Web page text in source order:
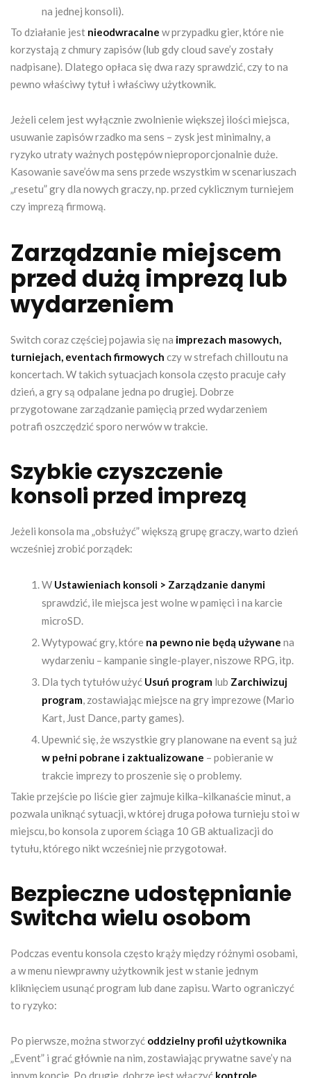
na jednej konsoli).
To działanie jest nieodwracalne w przypadku gier, które nie
korzystają z chmury zapisów (lub gdy cloud save’y zostały
nadpisane). Dlatego opłaca się dwa razy sprawdzić, czy to na
pewno właściwy tytuł i właściwy użytkownik.
Jeżeli celem jest wyłącznie zwolnienie większej ilości miejsca,
usuwanie zapisów rzadko ma sens – zysk jest minimalny, a
ryzyko utraty ważnych postępów nieproporcjonalnie duże.
Kasowanie save’ów ma sens przede wszystkim w scenariuszach
„resetu” gry dla nowych graczy, np. przed cyklicznym turniejem
czy imprezą firmową.
Zarządzanie miejscem
przed dużą imprezą lub
wydarzeniem
Switch coraz częściej pojawia się na imprezach masowych,
turniejach, eventach firmowych czy w strefach chilloutu na
koncertach. W takich sytuacjach konsola często pracuje cały
dzień, a gry są odpalane jedna po drugiej. Dobrze
przygotowane zarządzanie pamięcią przed wydarzeniem
potrafi oszczędzić sporo nerwów w trakcie.
Szybkie czyszczenie
konsoli przed imprezą
Jeżeli konsola ma „obsłużyć” większą grupę graczy, warto dzień
wcześniej zrobić porządek:
W Ustawieniach konsoli > Zarządzanie danymi
sprawdzić, ile miejsca jest wolne w pamięci i na karcie
microSD.
Wytypować gry, które na pewno nie będą używane na
wydarzeniu – kampanie single-player, niszowe RPG, itp.
Dla tych tytułów użyć Usuń program lub Zarchiwizuj
program , zostawiając miejsce na gry imprezowe (Mario
Kart, Just Dance, party games).
Upewnić się, że wszystkie gry planowane na event są już
w pełni pobrane i zaktualizowane – pobieranie w
trakcie imprezy to proszenie się o problemy.
Takie przejście po liście gier zajmuje kilka–kilkanaście minut, a
pozwala uniknąć sytuacji, w której druga połowa turnieju stoi w
miejscu, bo konsola z uporem ściąga 10 GB aktualizacji do
tytułu, którego nikt wcześniej nie przygotował.
Bezpieczne udostępnianie
Switcha wielu osobom
Podczas eventu konsola często krąży między różnymi osobami,
a w menu niewprawny użytkownik jest w stanie jednym
kliknięciem usunąć program lub dane zapisu. Warto ograniczyć
to ryzyko:
Po pierwsze, można stworzyć oddzielny profil użytkownika
„Event” i grać głównie na nim, zostawiając prywatne save’y na
innym koncie. Po drugie, dobrze jest włączyć kontrolę